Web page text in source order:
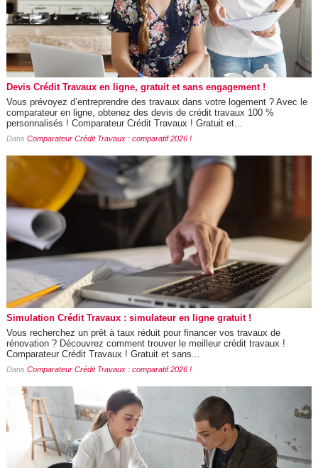
Devis Crédit Travaux en ligne, gratuit et sans engagement !
Vous prévoyez d’entreprendre des travaux dans votre logement ? Avec le
comparateur en ligne, obtenez des devis de crédit travaux 100 %
personnalisés ! Comparateur Crédit Travaux ! Gratuit et...
Dans Comparateur Crédit Travaux : comparatif 2026 !
Simulation Crédit Travaux : simulateur en ligne gratuit !
Vous recherchez un prêt à taux réduit pour financer vos travaux de
rénovation ? Découvrez comment trouver le meilleur crédit travaux !
Comparateur Crédit Travaux ! Gratuit et sans...
Dans Comparateur Crédit Travaux : comparatif 2026 !